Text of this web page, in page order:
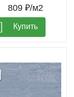
809 ₽/м2
Купить